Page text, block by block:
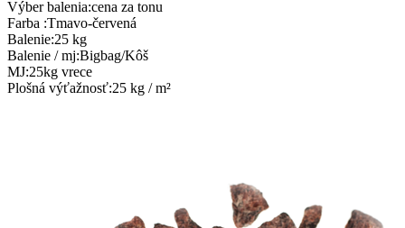
Výber balenia:cena za tonu
Farba :Tmavo-červená
Balenie:25 kg
Balenie / mj:Bigbag/Kôš
MJ:25kg vrece
Plošná výťažnosť:25 kg / m²